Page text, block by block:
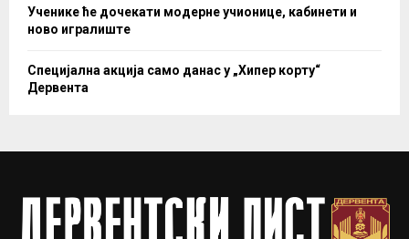
Ученике ће дочекати модерне учионице, кабинети и
ново игралиште
Специјална акција само данас у „Хипер корту“
Дервента